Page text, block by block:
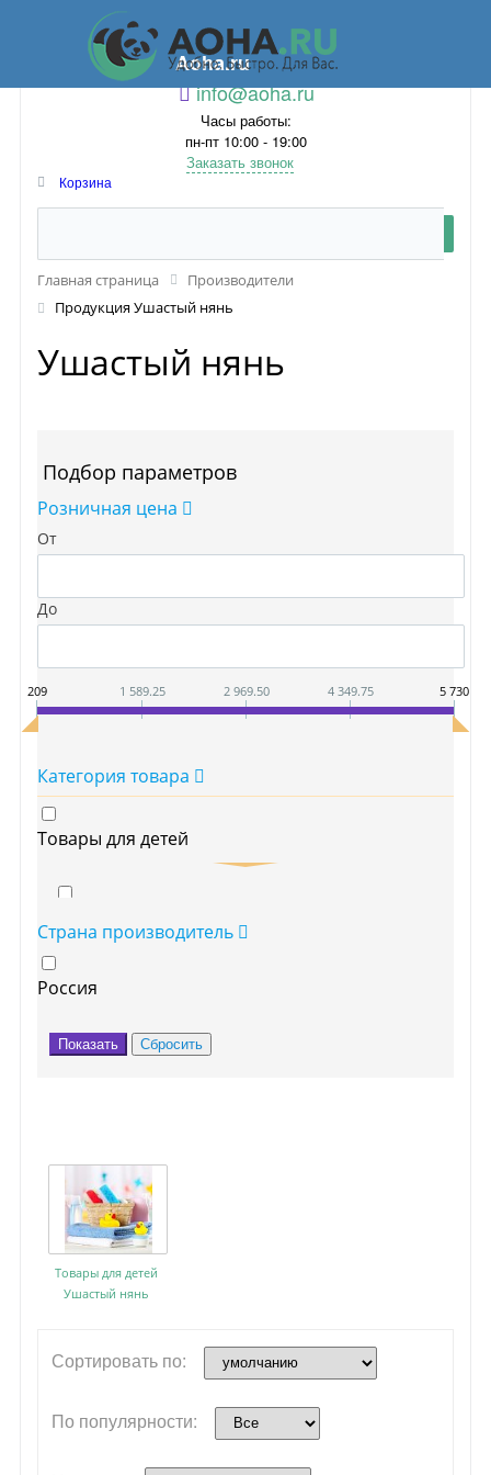
Aoha.ru
info@aoha.ru
Часы работы:
пн-пт 10:00 - 19:00
Заказать звонок
Корзина
Главная страница
Производители
Продукция Ушастый нянь
Ушастый нянь
Подбор параметров
Розничная цена
От
До
209 1 589.25 2 969.50 4 349.75 5 730
Категория товара
Товары для детей
Средства для стирки детского белья
Страна производитель
Россия
Товары для детей
Ушастый нянь
Сортировать по:
По популярности: